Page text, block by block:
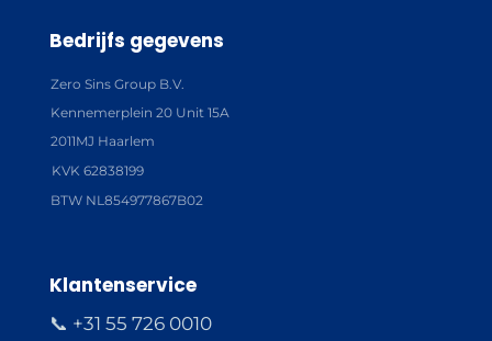
Bedrijfs gegevens
Zero Sins Group B.V.
Kennemerplein 20 Unit 15A
2011MJ Haarlem
KVK 62838199
BTW NL854977867B02
Klantenservice
📞 +31 55 726 0010